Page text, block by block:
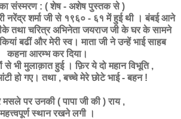
का संस्मरण : ( शेष - अशेष पुस्तक से )
नरेंद्र शर्मा जी से १९६० - ६१ में हुई थी । बंबई आने
तथा चरित्र अभिनेता जयराज जी के घर के सामने
बढीं और मेरी स्व। माता जी ने उन्हें भाई साहब
कहना आरम्भ कर दिया।
भी मुलाक़ात हुई । फ़िर ये दो महान विभूति ,
हो गए। तथा , बच्चे मेरे छोटे भाई - बहन !
पर उनकी ( पापा जी की ) राय ,
महत्त्वपूर्ण स्थान रखने लगी ।